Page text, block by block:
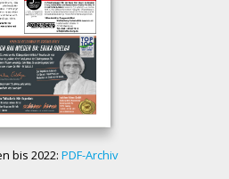
bis 2022: PDF-Archiv